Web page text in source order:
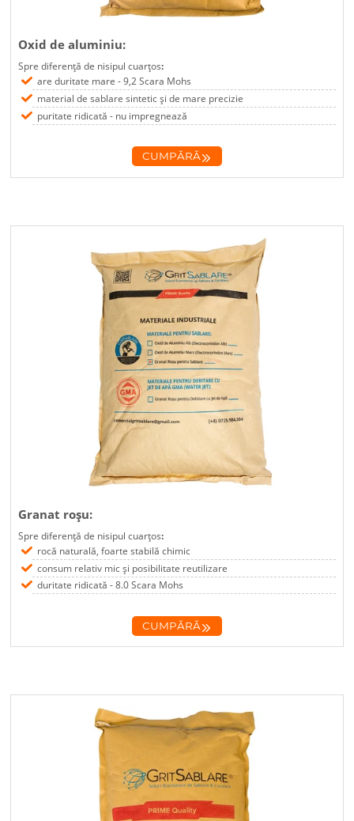
Oxid de aluminiu:
Spre diferență de nisipul cuarțos:
are duritate mare - 9,2 Scara Mohs
material de sablare sintetic și de mare precizie
puritate ridicată - nu impregnează
CUMPĂRĂ
Granat roșu:
Spre diferență de nisipul cuarțos:
rocă naturală, foarte stabilă chimic
consum relativ mic și posibilitate reutilizare
duritate ridicată - 8.0 Scara Mohs
CUMPĂRĂ